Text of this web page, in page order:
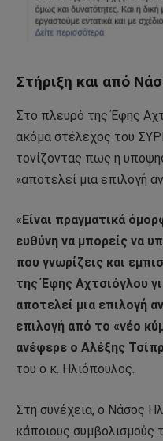
Στήριξη και από
Στο πλευρό της Έφης
ακόμα στέλεχος του
τονίζοντας πως η
«αποτελεί μια επιλογή
«Είναι πραγματικά
ευθύνη να μπορείς να
που γνωρίζεις και
της Έφης Αχτσιόγλου
αποτελεί μια επιλογή
επιλογή από το «νέο
ανέφερε ο Αλέξης
του ο κ. Ηλιόπουλος.
Στη συνέχεια, ο Νάσος
κάποιους συμβολισμούς